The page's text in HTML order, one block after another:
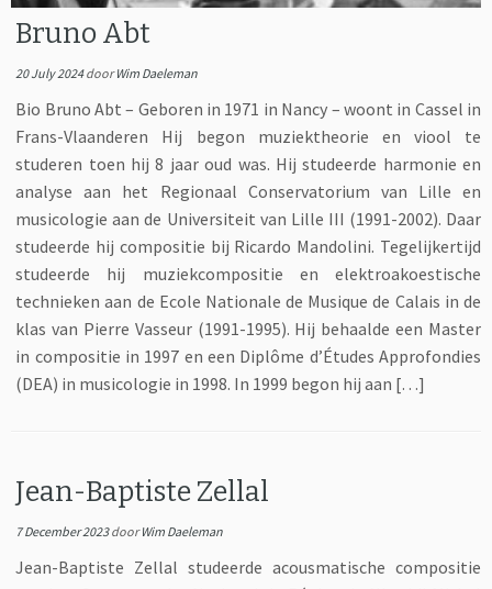
Bruno Abt
20 July 2024doorWim Daeleman
Bio Bruno Abt – Geboren in 1971 in Nancy – woont in Cassel in
Frans-Vlaanderen Hij begon muziektheorie en viool te
studeren toen hij 8 jaar oud was. Hij studeerde harmonie en
analyse aan het Regionaal Conservatorium van Lille en
musicologie aan de Universiteit van Lille III (1991-2002). Daar
studeerde hij compositie bij Ricardo Mandolini. Tegelijkertijd
studeerde hij muziekcompositie en elektroakoestische
technieken aan de Ecole Nationale de Musique de Calais in de
klas van Pierre Vasseur (1991-1995). Hij behaalde een Master
in compositie in 1997 en een Diplôme d’Études Approfondies
(DEA) in musicologie in 1998. In 1999 begon hij aan […]
Jean-Baptiste Zellal
7 December 2023doorWim Daeleman
Jean-Baptiste Zellal studeerde acousmatische compositie